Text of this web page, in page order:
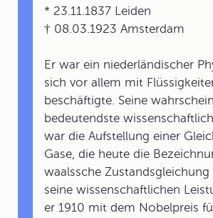
* 23.11.1837 Leiden
† 08.03.1923 Amsterdam
Er war ein niederländischer
sich vor allem mit
beschäftigte. Seine
bedeutendste
war die Aufstellung einer
Gase, die heute die
waalssche
seine wissenschaftlichen
er 1910 mit dem Nobelpreis